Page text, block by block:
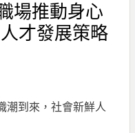
場推動身心
才發展策略
潮到來，社會新鮮人